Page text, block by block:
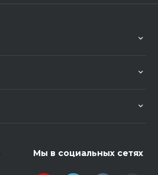
Мы в социальных сетях